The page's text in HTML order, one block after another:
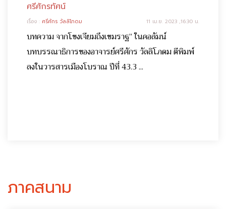
ศรีศักรทัศน์
เรื่อง : ศรีศักร วัลลิโภดม 11 เม.ย. 2023 ,16:30 น.
บทความ จากโขงเจียมถึงเขมราฐ” ในคอลัมน์
บทบรรณาธิการของอาจารย์ศรีศักร วัลลิโภดม ตีพิมพ์
ลงในวารสารเมืองโบราณ ปีที่ 43.3 ...
ภาคสนาม